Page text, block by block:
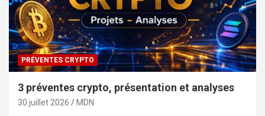
PRÉVENTES CRYPTO
3 préventes crypto, présentation et analyses
30 juillet 2026 MDN